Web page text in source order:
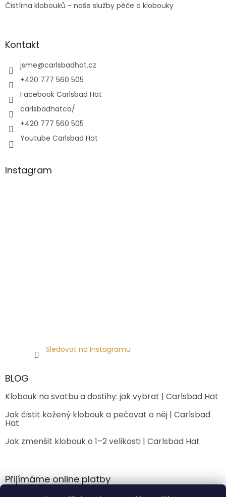
Čistírna klobouků - naše služby péče o klobouky
Kontakt
jsme@carlsbadhat.cz
+420 777 560 505
Facebook Carlsbad Hat
carlsbadhatco/
+420 777 560 505
Youtube Carlsbad Hat
Instagram
Sledovat na Instagramu
BLOG
Klobouk na svatbu a dostihy: jak vybrat | Carlsbad Hat
Jak čistit kožený klobouk a pečovat o něj | Carlsbad
Hat
Jak zmenšit klobouk o 1–2 velikosti | Carlsbad Hat
Přijímáme online platby